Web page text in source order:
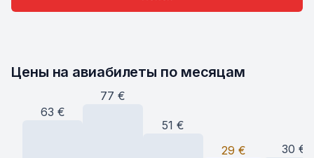
Цены на авиабилеты по месяцам
63 €
77 €
51 €
29 €
30 €